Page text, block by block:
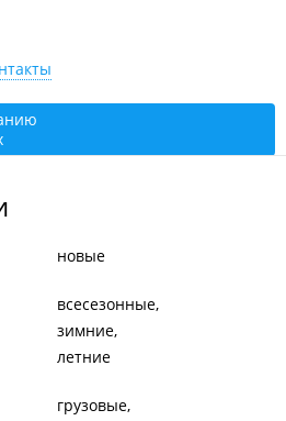
Станюковича, 46
новые
всесезонные
зимние
летние
грузовые